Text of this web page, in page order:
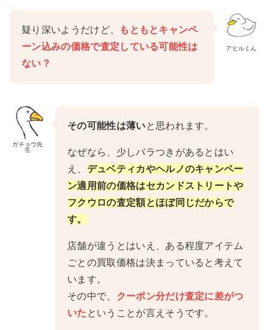
アヒルくん
疑り深いようだけど、
もともとキャンペ
ーン込みの価格で査定している可能性は
ない？
ガチョウ先
生
その可能性は薄いと思われます。
なぜなら、少しバラつきがあるとはい
え、 デュベティカやヘルノのキャンペー
ン適用前の価格はセカンドストリートや
フクウロの査定額とほぼ同じだからで
す。
店舗が違うとはいえ、ある程度アイテム
ごとの買取価格は決まっていると考えて
います。
その中で、 クーポン分だけ査定に差がつ
いた ということが言えそうです。